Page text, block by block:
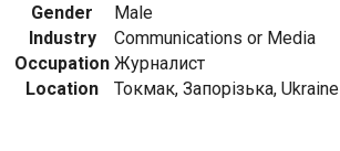
Gender
Male
Industry
Communications or Media
Occupation Журналист
Location
Токмак, Запорізька, Ukraine